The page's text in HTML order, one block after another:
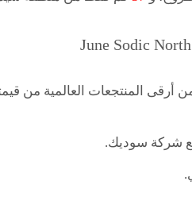
المنتجعات العالمية من
شركة سوديك.